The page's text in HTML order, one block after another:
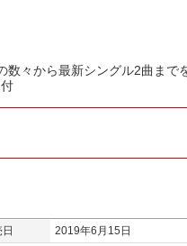
数々から最新シングル2曲まで
2019年6月15日